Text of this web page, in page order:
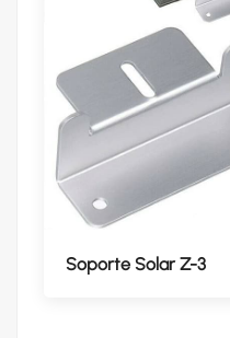
Soporte Solar Z-3